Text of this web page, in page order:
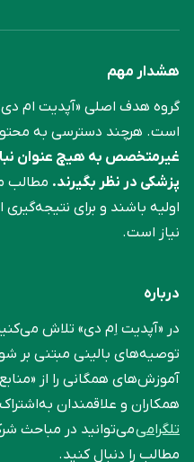
هشدار مهم
گروه هدف اصلی «آپدیت ام
است. هرچند دسترسی به
غیرمتخصص به هیچ عنوان
پزشکی در نظر بگیرند. مطالب
اولیه باشند و برای
نیاز است.
درباره
در «آپدیت اِم دی» تلاش
توصیه‌های بالینی مبتنی بر
آموزش‌های همگانی را از «منابع
همکاران و علاقمندان
تلگرامیمی‌توانید در مباحث
مطالب را دنبال کنید.